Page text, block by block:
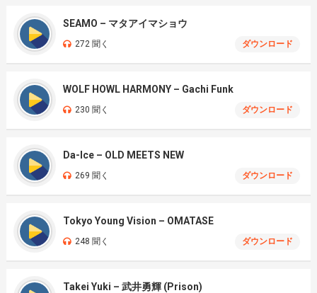
SEAMO – マタアイマショウ
272 聞く ダウンロード
WOLF HOWL HARMONY – Gachi Funk
230 聞く ダウンロード
Da-Ice – OLD MEETS NEW
269 聞く ダウンロード
Tokyo Young Vision – OMATASE
248 聞く ダウンロード
Takei Yuki – 武井勇輝 (Prison)